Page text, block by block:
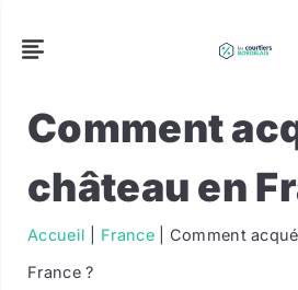
Comment
château en
Accueil France| Comment
France ?